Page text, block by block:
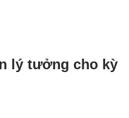
lý tưởng cho kỳ